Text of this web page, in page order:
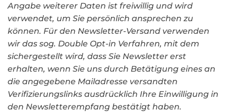
Angabe weiterer Daten ist freiwillig und wird
verwendet, um Sie persönlich ansprechen zu
können. Für den Newsletter-Versand verwenden
wir das sog. Double Opt-in Verfahren, mit dem
sichergestellt wird, dass Sie Newsletter erst
erhalten, wenn Sie uns durch Betätigung eines an
die angegebene Mailadresse versandten
Verifizierungslinks ausdrücklich Ihre Einwilligung in
den Newsletterempfang bestätigt haben.